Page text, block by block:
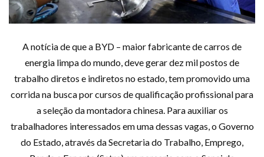
A notícia de que a BYD – maior fabricante de carros de
energia limpa do mundo, deve gerar dez mil postos de
trabalho diretos e indiretos no estado, tem promovido uma
corrida na busca por cursos de qualificação profissional para
a seleção da montadora chinesa. Para auxiliar os
trabalhadores interessados em uma dessas vagas, o Governo
do Estado, através da Secretaria do Trabalho, Emprego,